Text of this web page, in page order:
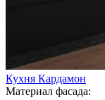
Кухня Кардамон
Материал фасада: